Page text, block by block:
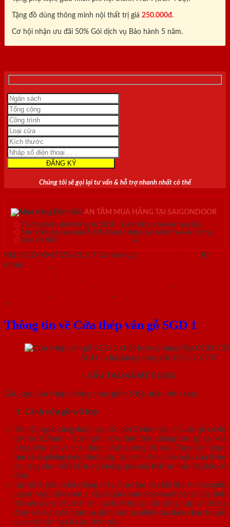
Tặng đồ dùng thông minh nội thất trị giá 250.000đ.
Cơ hội nhận ưu đãi 50% Gói dịch vụ Bảo hành 5 năm.
Chúng tôi sẽ gọi lại tư vấn & hỗ trợ nhanh nhất có thể
AN TÂM MUA HÀNG TẠI SAIGONDOOR
Thương hiệu danh tiếng từ 2010 - Luôn đặt uy tín lên hàng đầu.
Sản phẩm đa dạng mới 100% và luôn được cập nhật theo xu hướng.
Xem chi tiết:
&
Mã: SGD-KM.TVG-2CL-7 Danh mục:
Từ
khóa:
, , ,
, , ,
, , ,
, , ,
Thông tin về Cửa thép vân gỗ SGD 1
SGD 1 chất lượng hàng đầu 0933.707707
– CẤU TẠO VÀ SỬ DỤNG
Cấu tạo cửa thép chống cháy gồm 5 bộ phận như sau:
Cánh cửa gồm 3 lớp
Bề mặt ngoài cùng được tạo nên bởi 2 tấm thép phủ vân gỗ có độ
dày từ 0.7mm – 1.2m phủ sơn tĩnh điện chống han gỉ, có khả
năng chịu lực và chịu được nhiệt cường độ cao. Thép tấm được
làm cánh phẳng hoặc được dập tạo hình Pano cho mẫu cửa thêm
đa dạng cho thiết kế trong không gian nội thất từ hiện đại đến cổ
điển.
Lớp lõi ở giữa là lõi chống cháy được tạo từ chất liệu Honeycomb
paper hoặc tấm eron 2 mặt ở giữa kèm Rockwool bông thủy tinh
chuyên dùng để cách âm, cách nhiệt, tạo độ cứng. Lớp lõi chống
cháy sử dụng để ngăn và giảm bức xạ nhiệt của đám cháy truyền
qua mặt bên ngoài của cánh cửa.